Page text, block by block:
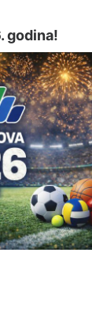
godina!